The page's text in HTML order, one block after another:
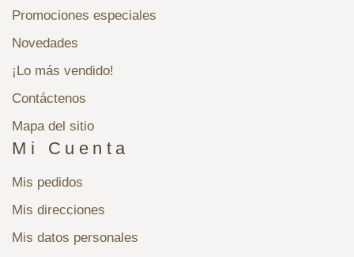
Promociones especiales
Novedades
¡Lo más vendido!
Contáctenos
Mapa del sitio
Mi Cuenta
Mis pedidos
Mis direcciones
Mis datos personales